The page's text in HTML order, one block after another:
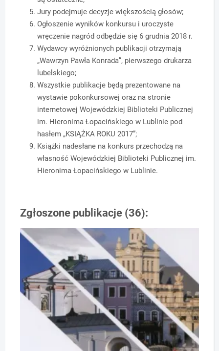
Jury podejmuje decyzje większością głosów;
Ogłoszenie wyników konkursu i uroczyste
wręczenie nagród odbędzie się 6 grudnia 2018 r.
Wydawcy wyróżnionych publikacji otrzymają
„Wawrzyn Pawła Konrada”, pierwszego drukarza
lubelskiego;
Wszystkie publikacje będą prezentowane na
wystawie pokonkursowej oraz na stronie
internetowej Wojewódzkiej Biblioteki Publicznej
im. Hieronima Łopacińskiego w Lublinie pod
hasłem „KSIĄŻKA ROKU 2017”;
Książki nadesłane na konkurs przechodzą na
własność Wojewódzkiej Biblioteki Publicznej im.
Hieronima Łopacińskiego w Lublinie.
Zgłoszone publikacje (36):